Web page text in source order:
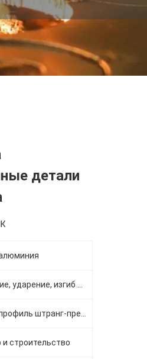
детали
строительство